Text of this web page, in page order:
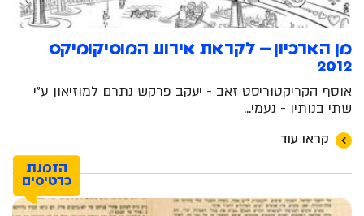
מן הארכיון – לקראת אירוע המוסיקומיקס
2012
אוסף הקריקטוריסט זאב - יעקב פרקש נתרם למוזיאון ע"י
שתי בנותיו - נעמי...
קראו עוד
הזמנת
כרטיסים